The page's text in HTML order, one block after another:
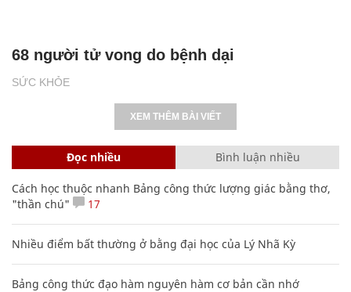
SỨC KHỎE
68 người tử vong do bệnh dại
XEM THÊM BÀI VIẾT
Đọc nhiều Bình luận nhiều
Cách học thuộc nhanh Bảng công thức lượng giác bằng thơ,
"thần chú"
17
Nhiều điểm bất thường ở bằng đại học của Lý Nhã Kỳ
Bảng công thức đạo hàm nguyên hàm cơ bản cần nhớ